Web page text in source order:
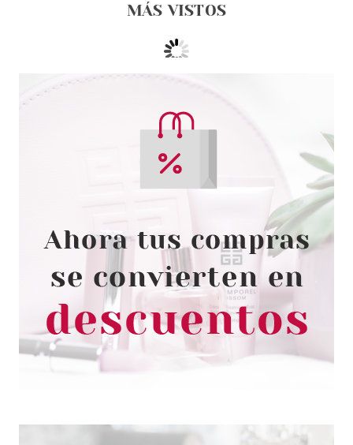
MÁS VISTOS
GUY LAROCHE
GUY LAROCHE DRAKKAR NOIR
EDT 200 ML
Pvr 122.00€
-74%
desde
31.50€